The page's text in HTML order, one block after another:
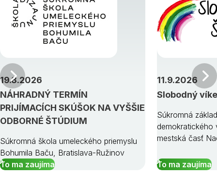
NÁHRADNÝ TERMÍN
PRIJÍMACÍCH SKÚŠOK NA VYŠŠIE
ODBORNÉ ŠTÚDIUM
19.8.2026
Súkromná škola umeleckého priemyslu
Bohumila Baču, Bratislava-Ružinov
To ma zaujíma
Slobodný
11.9.2026
Súkromná
demokratického
mestská časť
To ma zaujíma
Predchádzajúci